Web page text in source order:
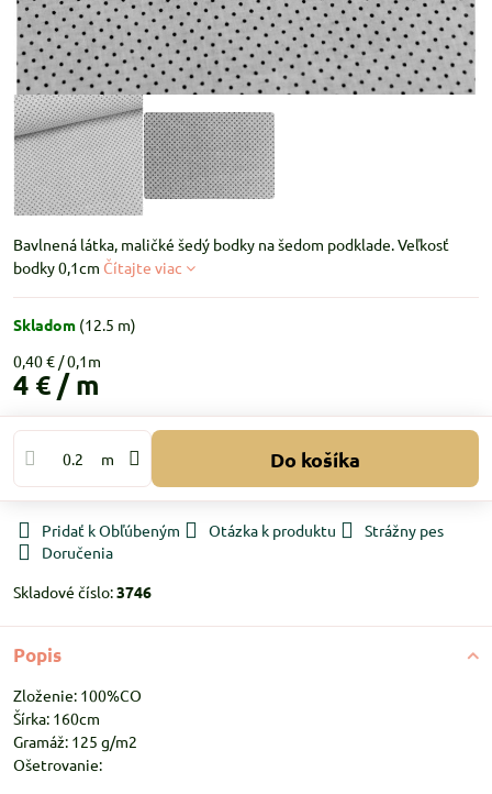
Bavlnená látka, maličké šedý bodky na šedom podklade. Veľkosť
bodky 0,1cm Čítajte viac
Skladom (12.5 m)
0,40 €
4 € / m
m Do košíka
Pridať k Obľúbeným Otázka k produktu
Strážny pes
Doručenia
Skladové číslo:3746
Popis
Zloženie: 100%CO
Šírka: 160cm
Gramáž: 125 g/m2
Ošetrovanie: